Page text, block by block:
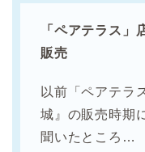
「ペアテラス」
販売
以前「ペアテラ
城』の販売時期
聞いたところ…